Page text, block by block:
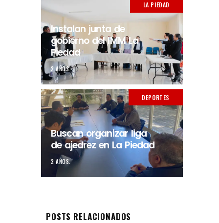
LA PIEDAD
Instalan junta de
gobierno del IMM La
Piedad
2 AÑOS.
DEPORTES
Buscan organizar liga
de ajedrez en La Piedad
2 AÑOS.
POSTS RELACIONADOS